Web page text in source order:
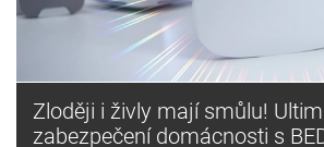
Zloději i živly mají smůlu!
zabezpečení domácnosti s